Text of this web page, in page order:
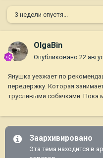
3 недели спустя...
OlgaBin
Опубликовано 22
Янушка уезжает по
передержку. Которая
трусливыми собачками. Пока
Заархивировано
Эта тема находится в